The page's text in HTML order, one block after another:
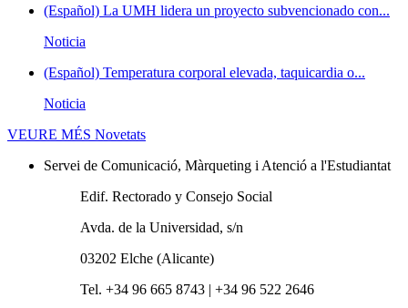
(Español) La UMH lidera un proyecto subvencionado con...
Noticia
(Español) Temperatura corporal elevada, taquicardia o...
Noticia
VEURE MÉS Novetats
Servei de Comunicació, Màrqueting i Atenció a l'Estudiantat
Edif. Rectorado y Consejo Social
Avda. de la Universidad, s/n
03202 Elche (Alicante)
Tel. +34 96 665 8743 | +34 96 522 2646